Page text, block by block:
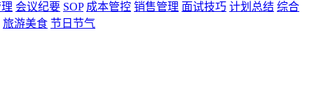
会议纪要 SOP 成本管控 销售管理 面试技巧 计划总结 综合
旅游美食 节日节气